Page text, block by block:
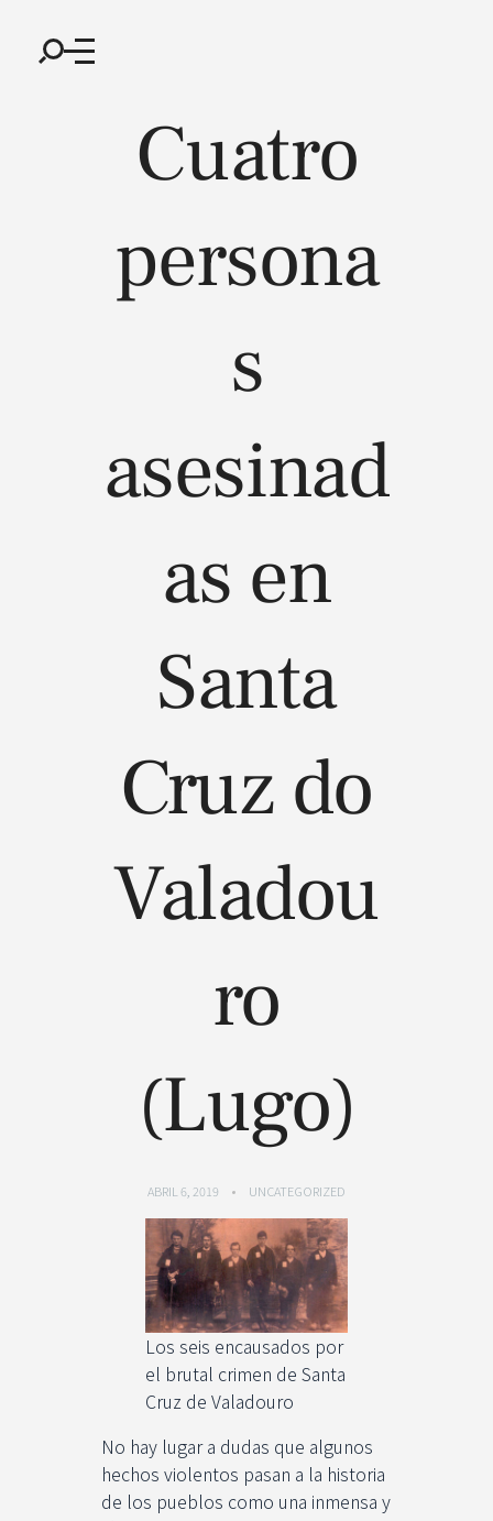
Cuatro
persona
s
asesinad
as en
Santa
Cruz do
Valadou
ro
(Lugo)
ABRIL 6, 2019 UNCATEGORIZED
Los seis encausados por
el brutal crimen de Santa
Cruz de Valadouro
No hay lugar a dudas que algunos
hechos violentos pasan a la historia
de los pueblos como una inmensa y